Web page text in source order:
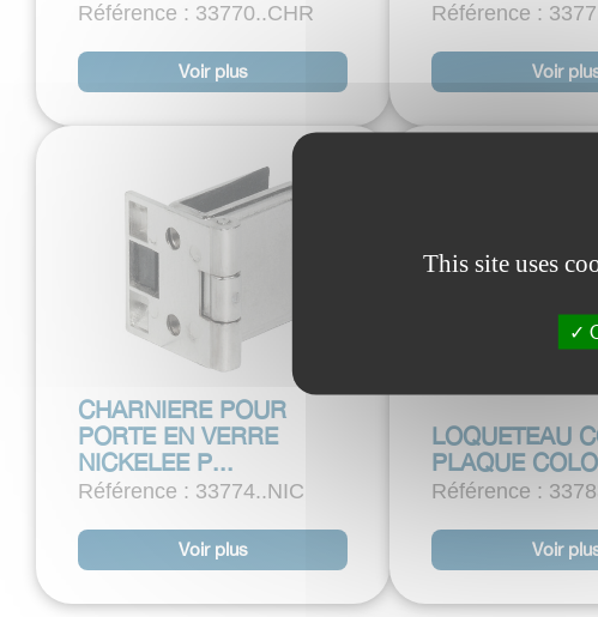
Référence : 33770..CHR
Voir plus
Référence :
Voir
CHARNIERE POUR
PORTE EN VERRE
NICKELEE P...
Référence : 33774..NIC
Voir plus
LOQUETEAU
PLAQUE
Référence :
Voir
This site uses